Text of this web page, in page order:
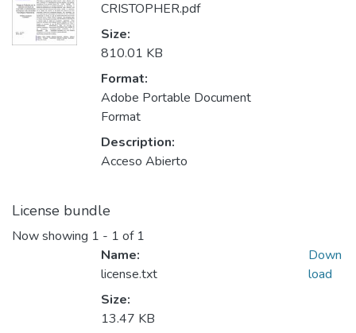
CRISTOPHER.pdf
Size:
810.01 KB
Format:
Adobe Portable Document
Format
Description:
Acceso Abierto
License bundle
Now showing 1 - 1 of 1
Name:
license.txt
Size:
13.47 KB
Down
load